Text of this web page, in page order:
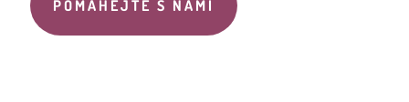
POMÁHEJTE S NÁMI